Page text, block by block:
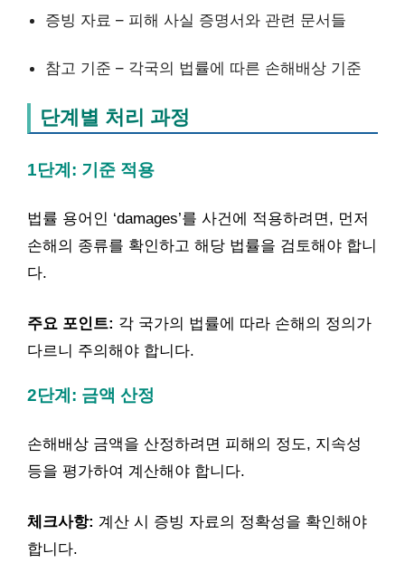
증빙 자료 – 피해 사실 증명서와 관련 문서들
참고 기준 – 각국의 법률에 따른 손해배상 기준
단계별 처리 과정
1단계: 기준 적용
법률 용어인 ‘damages’를 사건에 적용하려면, 먼저
손해의 종류를 확인하고 해당 법률을 검토해야 합니
다.
주요 포인트: 각 국가의 법률에 따라 손해의 정의가
다르니 주의해야 합니다.
2단계: 금액 산정
손해배상 금액을 산정하려면 피해의 정도, 지속성
등을 평가하여 계산해야 합니다.
체크사항: 계산 시 증빙 자료의 정확성을 확인해야
합니다.